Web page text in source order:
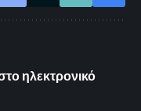
ηλεκτρονικό